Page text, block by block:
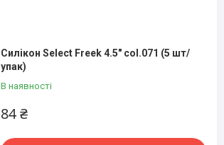
Силікон Select Freek 4.5" col.071 (5 шт/
упак)
В наявності
84 ₴